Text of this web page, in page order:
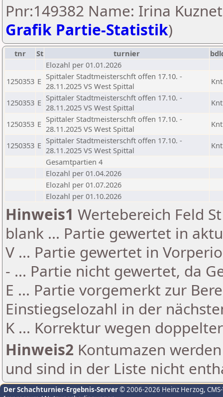
Pnr:149382 Name: Irina
Grafik Partie-Statistik)
tnr St turnier
Elozahl per 01.01.2026
1250353 E Spittaler Stadtmeisterschft offen 17.10. -
28.11.2025 VS West Spittal
Knt
1250353 E Spittaler Stadtmeisterschft offen 17.10. -
28.11.2025 VS West Spittal
Knt
1250353 E Spittaler Stadtmeisterschft offen 17.10. -
28.11.2025 VS West Spittal
Knt
1250353 E Spittaler Stadtmeisterschft offen 17.10. -
28.11.2025 VS West Spittal
Knt
Gesamtpartien 4
Elozahl per 01.04.2026
Elozahl per 01.07.2026
Elozahl per 01.10.2026
Hinweis1 Wertebereich Feld
blank ... Partie gewertet in
V ... Partie gewertet in
- ... Partie nicht gewertet, da
E ... Partie vorgemerkt zur
Einstiegselozahl in der
K ... Korrektur wegen
Hinweis2 Kontumazen
und sind in der Liste nicht
Der Schachturnier-Ergebnis-Server© 2006-2026 Heinz Herzog,